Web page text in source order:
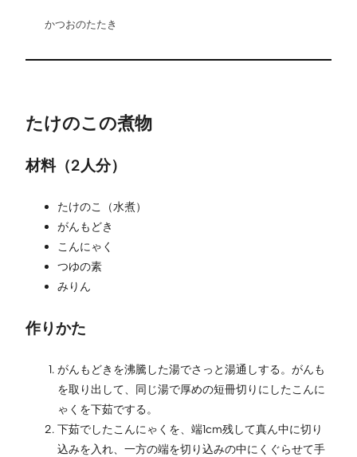
かつおのたたき
たけのこの煮物
材料（2人分）
たけのこ（水煮）
がんもどき
こんにゃく
つゆの素
みりん
作りかた
がんもどきを沸騰した湯でさっと湯通しする。がんも
を取り出して、同じ湯で厚めの短冊切りにしたこんに
ゃくを下茹でする。
下茹でしたこんにゃくを、端1cm残して真ん中に切り
込みを入れ、一方の端を切り込みの中にくぐらせて手